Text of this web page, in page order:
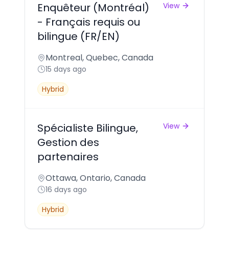
Enquêteur (Montréal)
- Français requis ou
bilingue (FR/EN)
View
Montreal, Quebec, Canada
15 days ago
Hybrid
Spécialiste Bilingue,
Gestion des
partenaires
View
Ottawa, Ontario, Canada
16 days ago
Hybrid